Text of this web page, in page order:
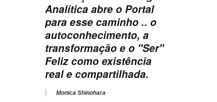
Analítica abre o Portal
para esse caminho .. o
autoconhecimento, a
transformação e o "Ser"
Feliz como existência
real e compartilhada.
Monica Shinohara